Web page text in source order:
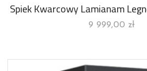
Spiek Kwarcowy Lamianam
9 999,00 zł